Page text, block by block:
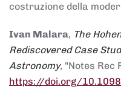
costruzione della
Ivan Malara, The
Rediscovered Case
Astronomy, "Notes Rec
https://doi.org/